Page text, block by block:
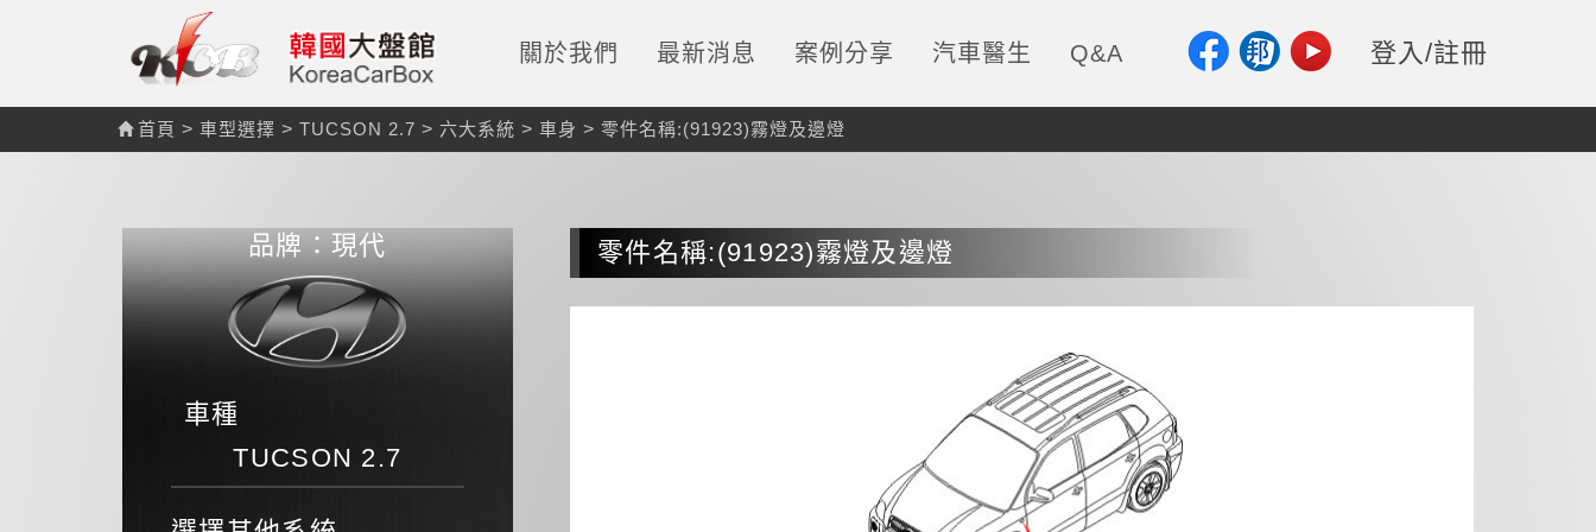
關於我們 最新消息 案例分享 汽車醫生 Q&A 登入/註冊
首頁 > 車型選擇 > TUCSON 2.7 > 六大系統 > 車身 > 零件名稱:(91923)霧燈及邊燈
品牌：現代
車種
TUCSON 2.7
零件名稱:(91923)霧燈及邊燈